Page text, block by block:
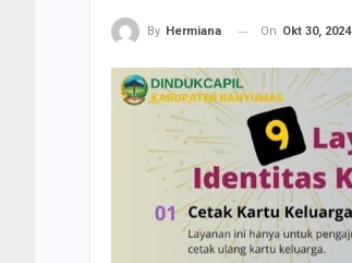
By Hermiana On Okt 30, 2024